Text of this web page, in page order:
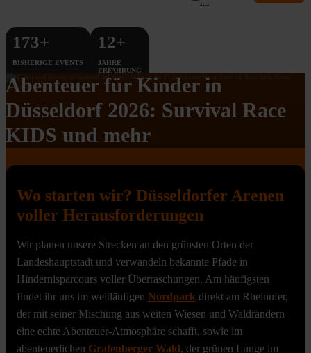
173+
BISHERIGE EVENTS
12+
JAHRE
ERFAHRUNG
Abenteuer für Kinder in
Düsseldorf 2026: Survival Race
KIDS und mehr
Wo starten wir? Düsseldorfer Arenen
voller Herausforderungen
Wir planen unsere Strecken an den grünsten Orten der
Landeshauptstadt und verwandeln bekannte Pfade in
Hindernisparcours voller Überraschungen. Am häufigsten
findet ihr uns im weitläufigen Nordpark direkt am Rheinufer,
der mit seiner Mischung aus weiten Wiesen und Waldrändern
eine echte Abenteuer-Atmosphäre schafft, sowie im
abenteuerlichen Grafenberger Wald, der grünen Lunge im